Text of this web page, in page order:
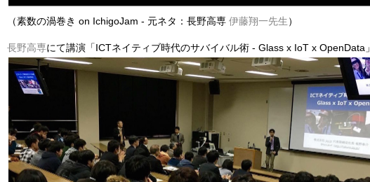
（素数の渦巻き on IchigoJam - 元ネタ：長野高専 伊藤翔一先生）
長野高専にて講演「ICTネイティブ時代のサバイバル術 - Glass x IoT x OpenData」